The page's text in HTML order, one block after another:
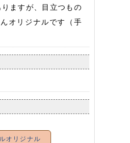
ますが、目立つもの
オリジナルです（手
オリジナル